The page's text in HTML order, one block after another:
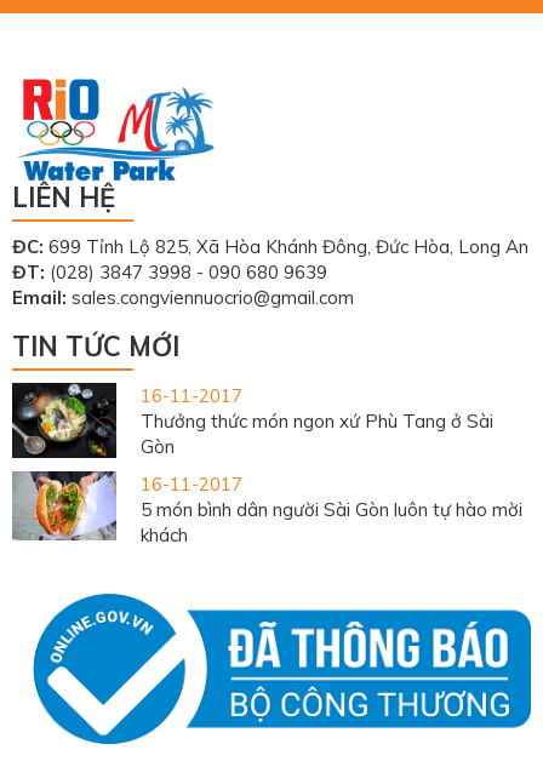
LIÊN HỆ
ĐC: 699 Tỉnh Lộ 825, Xã Hòa Khánh Đông, Đức Hòa, Long An
ĐT: (028) 3847 3998 - 090 680 9639
Email: sales.congviennuocrio@gmail.com
TIN TỨC MỚI
16-11-2017
Thưởng thức món ngon xứ Phù Tang ở Sài
Gòn
16-11-2017
5 món bình dân người Sài Gòn luôn tự hào mời
khách